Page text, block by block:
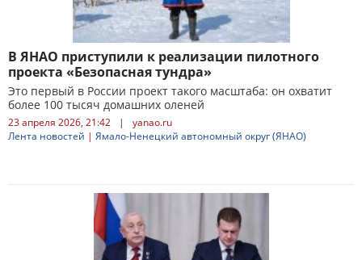
В ЯНАО приступили к реализации пилотного
проекта «Безопасная тундра»
Это первый в России проект такого масштаба: он охватит
более 100 тысяч домашних оленей
23 апреля 2026, 21:42 |
yanao.ru
Лента новостей | Ямало-Ненецкий автономный округ (ЯНАО)